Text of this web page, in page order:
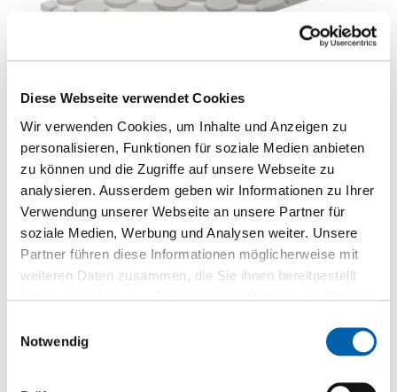
Diese Webseite verwendet Cookies
Wir verwenden Cookies, um Inhalte und Anzeigen zu
personalisieren, Funktionen für soziale Medien anbieten
zu können und die Zugriffe auf unsere Webseite zu
analysieren. Ausserdem geben wir Informationen zu Ihrer
Verwendung unserer Webseite an unsere Partner für
soziale Medien, Werbung und Analysen weiter. Unsere
Partner führen diese Informationen möglicherweise mit
weiteren Daten zusammen, die Sie ihnen bereitgestellt
haben oder die sie im Rahmen Ihrer Nutzung der Dienste
Notwendig
Fermacell Therm25-125 mit Rundnuten
Gipsfaserplatte
Zur Produktseite